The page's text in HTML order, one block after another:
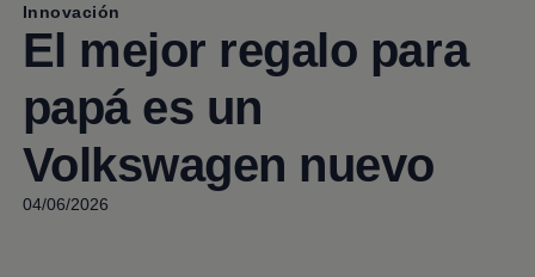
Innovación
El mejor regalo para
papá es un
Volkswagen nuevo
04/06/2026